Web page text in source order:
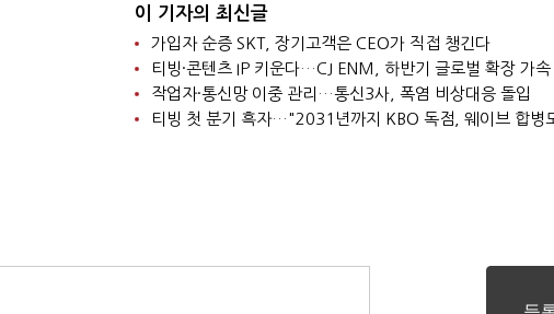
이 기자의 최신글
가입자 순증 SKT, 장기고객은 CEO가 직접 챙긴다
티빙·콘텐츠 IP 키운다…CJ ENM, 하반기 글로벌 확장 가속
작업자·통신망 이중 관리…통신3사, 폭염 비상대응 돌입